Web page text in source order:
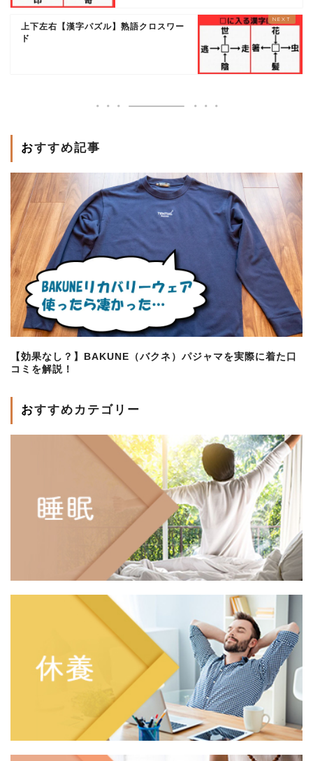
上下左右【漢字パズル】熟語クロスワー
ド
おすすめ記事
【効果なし？】BAKUNE（バクネ）パジャマを実際に着た口
コミを解説！
おすすめカテゴリー